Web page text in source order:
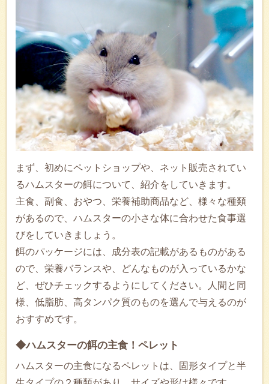
まず、初めにペットショップや、ネット販売されてい
るハムスターの餌について、紹介をしていきます。
主食、副食、おやつ、栄養補助商品など、様々な種類
があるので、ハムスターの小さな体に合わせた食事選
びをしていきましょう。
餌のパッケージには、成分表の記載があるものがある
ので、栄養バランスや、どんなものが入っているかな
ど、ぜひチェックするようにしてください。人間と同
様、低脂肪、高タンパク質のものを選んで与えるのが
おすすめです。
◆ハムスターの餌の主食！ペレット
ハムスターの主食になるペレットは、固形タイプと半